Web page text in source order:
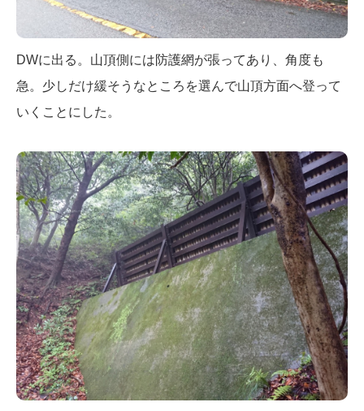
DWに出る。山頂側には防護網が張ってあり、角度も
急。少しだけ緩そうなところを選んで山頂方面へ登って
いくことにした。